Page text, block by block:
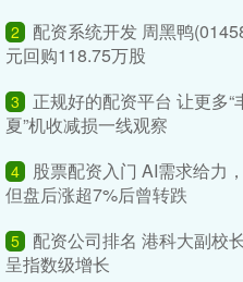
2
配资系统开发 周黑鸭
元回购118.75万股
3
正规好的配资平台 让更多
夏”机收减损一线观察
4
股票配资入门 AI需求给力
但盘后涨超7%后曾转跌
5
配资公司排名 港科大副校
呈指数级增长